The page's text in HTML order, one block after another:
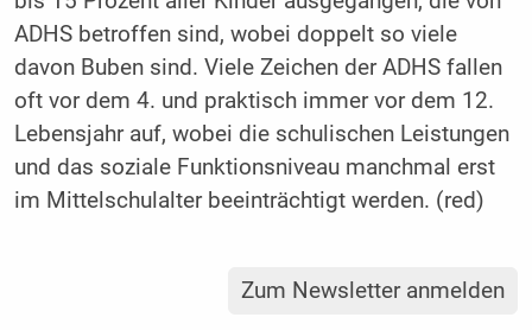
ADHS betroffen sind, wobei doppelt so viele
davon Buben sind. Viele Zeichen der ADHS fallen
oft vor dem 4. und praktisch immer vor dem 12.
Lebensjahr auf, wobei die schulischen Leistungen
und das soziale Funktionsniveau manchmal erst
im Mittelschulalter beeinträchtigt werden. (red)
Zum Newsletter anmelden